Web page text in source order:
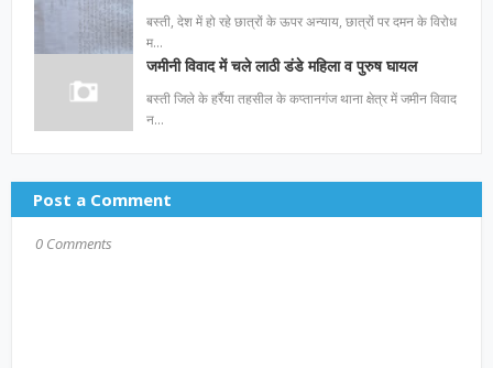
बस्ती, देश में हो रहे छात्रों के ऊपर अन्याय, छात्रों पर दमन के विरोध
म…
जमीनी विवाद में चले लाठी डंडे महिला व पुरुष घायल
बस्ती जिले के हर्रैया तहसील के कप्तानगंज थाना क्षेत्र में जमीन विवाद
न…
Post a Comment
0 Comments